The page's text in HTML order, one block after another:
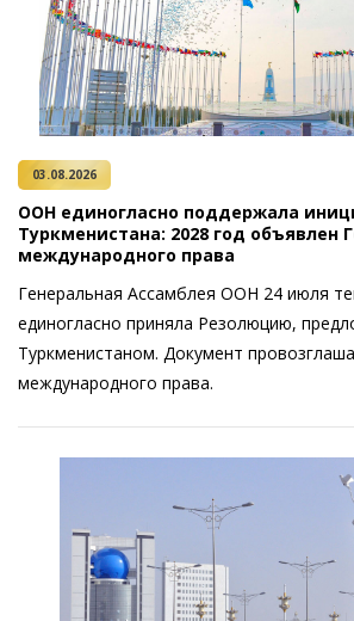
03.08.2026
ООН единогласно поддержала
Туркменистана: 2028 год объявлен
международного права
Генеральная Ассамблея ООН 24 июля
единогласно приняла Резолюцию,
Туркменистаном. Документ
международного права.